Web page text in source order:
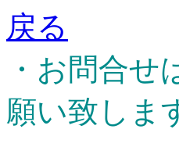
戻る
・お問合せ
願い致しま